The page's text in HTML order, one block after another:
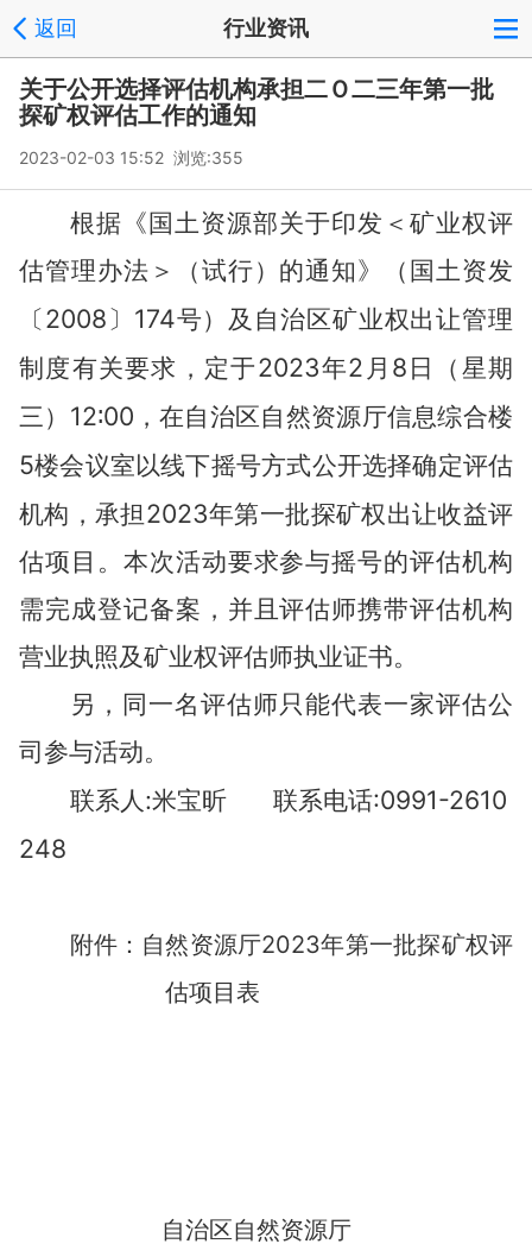
返回 行业资讯
关于公开选择评估机构承担二Ｏ二三年第一批
探矿权评估工作的通知
2023-02-03 15:52 浏览:355
根据《国土资源部关于印发＜矿业权评
估管理办法＞（试行）的通知》（国土资发
〔 2008 〕 174号）及自治区矿业权出让管理
制度有关要求，定于2023年2 月 8 日（星期
三） 12∶00 ，在自治区自然资源厅信息综合楼
5楼会议室以线下摇号方式公开选择确定评估
机构，承担 2023年第一批探矿权出让收益评
估项目。本次活动要求参与摇号的评估机构
需完成登记备案，并且评估师携带评估机构
营业执照及矿业权评估师执业证书。
另，同一名评估师只能代表一家评估公
司参与活动。
联系人:米宝昕 联系电话:0991-2610
248
附件：自然资源厅2023年第一批探矿权评
估项目表
自治区自然资源厅